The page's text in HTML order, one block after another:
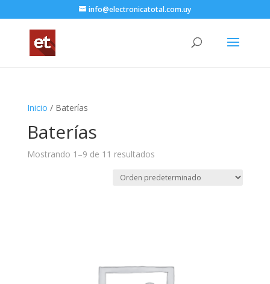
info@electronicatotal.com.uy
Inicio / Baterías
Baterías
Mostrando 1–9 de 11 resultados